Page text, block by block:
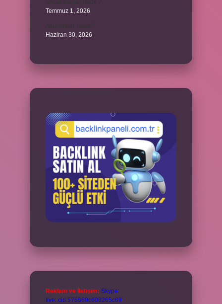
Temmuz 1, 2026
Haziran 30, 2026
Reklam ve İletişim: Skype:
live:.cid.575569c608265c69